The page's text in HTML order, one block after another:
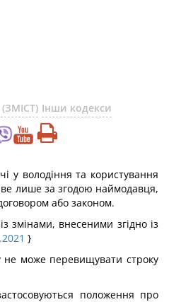
Інши кодекси
у володіння та користування
лише за згодою наймодавця,
або законом.
змінами, внесеними згідно із
}
не може перевищувати строку
положення про